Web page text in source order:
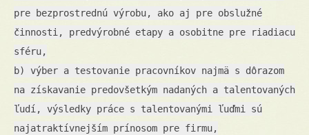
pre bezprostrednú výrobu, ako aj pre obslužné
činnosti, predvýrobné etapy a osobitne pre riadiacu
sféru,
b) výber a testovanie pracovníkov najmä s dôrazom
na získavanie predovšetkým nadaných a talentovaných
ľudí, výsledky práce s talentovanými ľuďmi sú
najatraktívnejším prínosom pre firmu,